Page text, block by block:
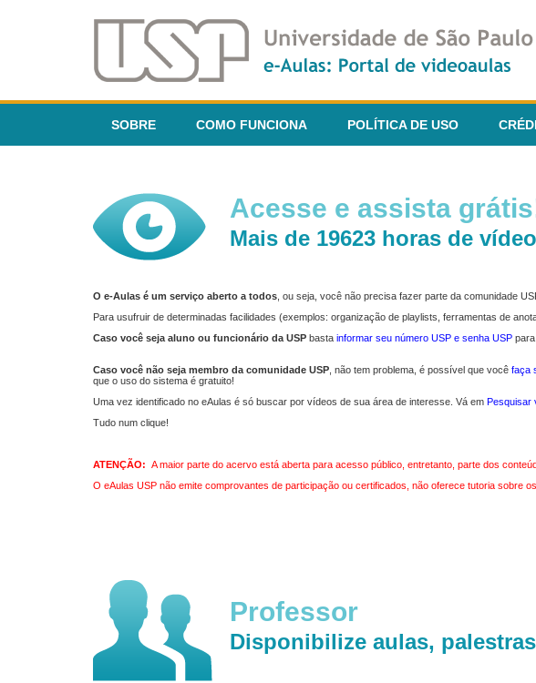
SOBRE COMO FUNCIONA POLÍTICA DE USO
Acesse e assista
Mais de 19623 horas de
O e-Aulas é um serviço aberto a todos , ou seja, você não precisa fazer parte da comunidade
Para usufruir de determinadas facilidades (exemplos: organização de playlists, ferramentas de
Caso você seja aluno ou funcionário da USP basta informar seu número USP e senha USP
Caso você não seja membro da comunidade USP , não tem problema, é possível que você faça
que o uso do sistema é gratuito!
Uma vez identificado no eAulas é só buscar por vídeos de sua área de interesse. Vá em Pesquisar
Tudo num clique!
ATENÇÃO: A maior parte do acervo está aberta para acesso público, entretanto, parte dos
O eAulas USP não emite comprovantes de participação ou certificados, não oferece tutoria sobre
Professor
Disponibilize aulas,